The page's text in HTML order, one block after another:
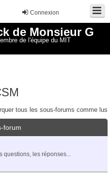
Connexion
de Monsieur G
de l'équipe du MIT
tous les sous-forums comme lus
forum
les réponses...